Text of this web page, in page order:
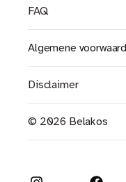
© 2026 Belakos
Disclaimer
Algemene
FAQ